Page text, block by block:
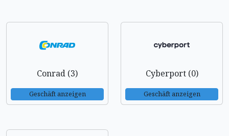
Conrad (3)
Geschäft anzeigen
Cyberport (0)
Geschäft anzeigen